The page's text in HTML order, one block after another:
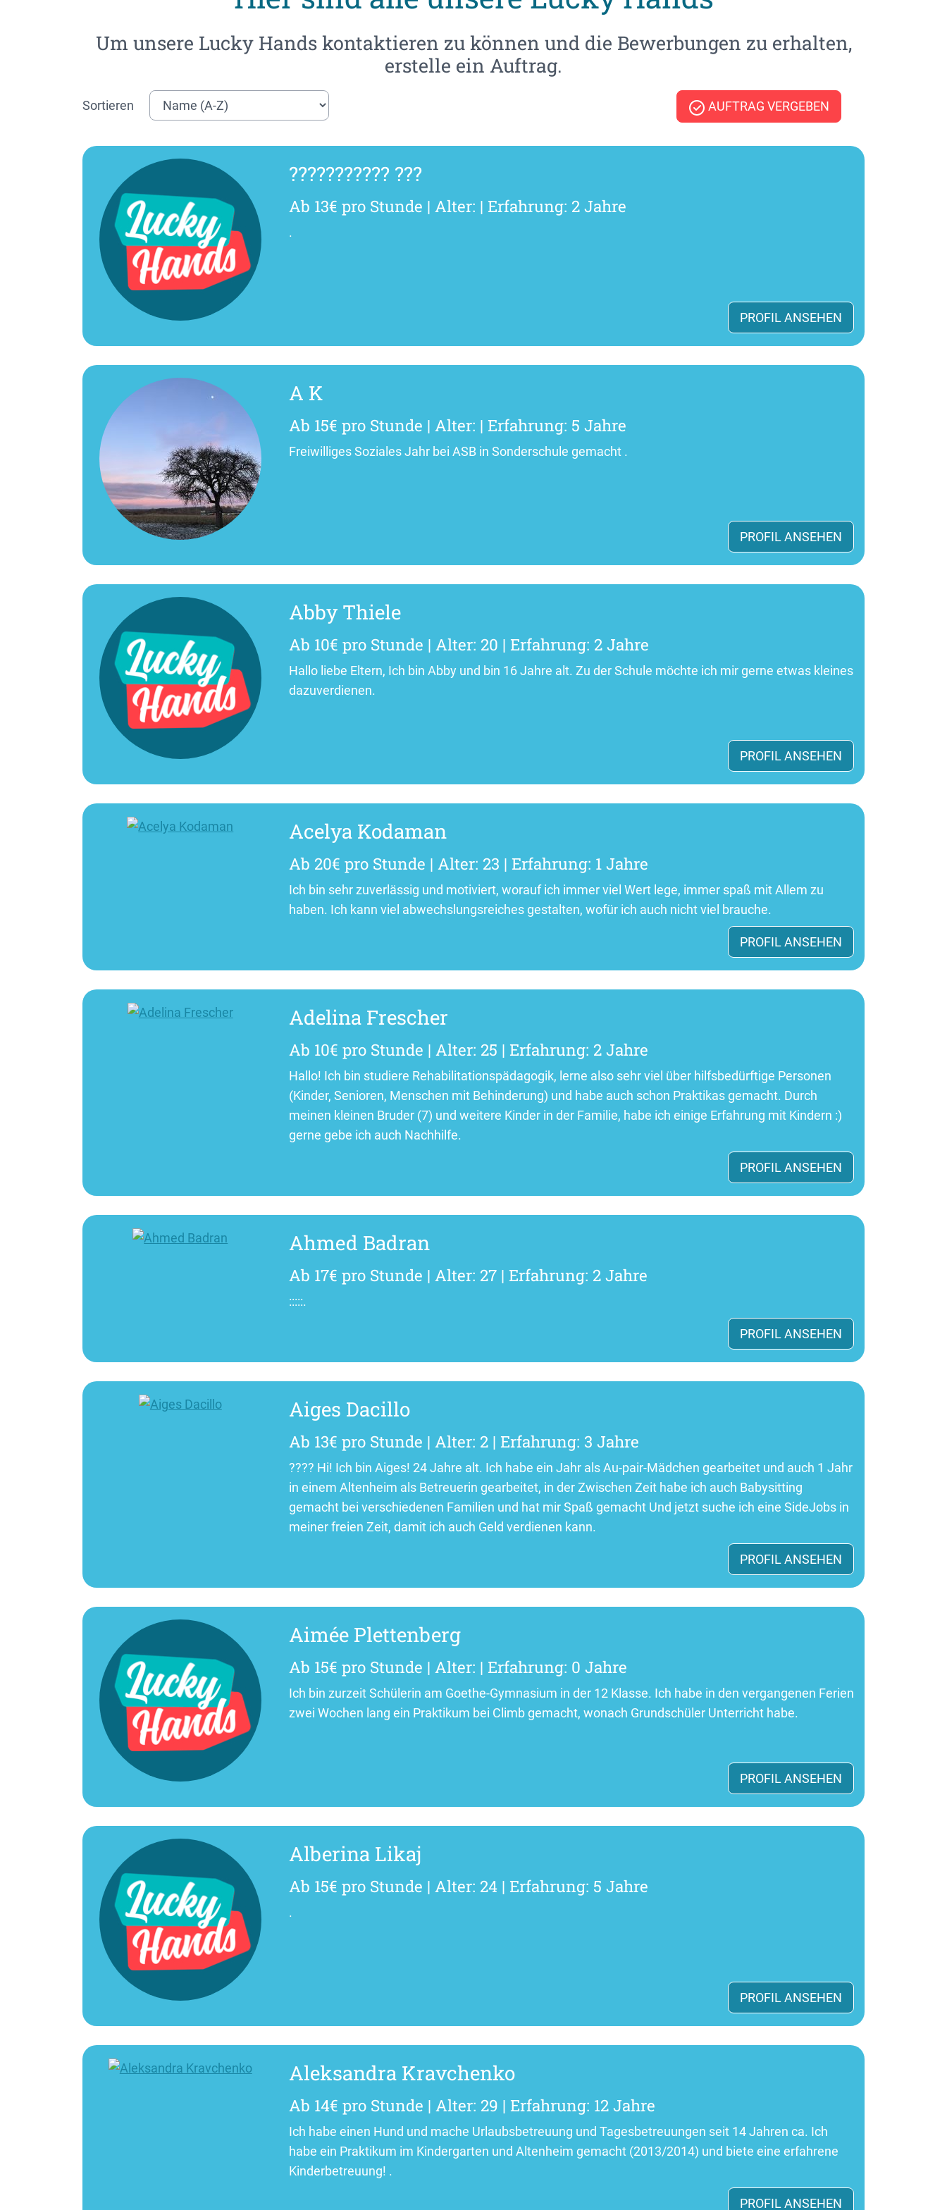
Um unsere Lucky Hands kontaktieren zu können und die Bewerbungen zu erhalten,
erstelle ein Auftrag.
Sortieren AUFTRAG VERGEBEN
??????????? ???
Ab 13€ pro Stunde | Alter: | Erfahrung: 2 Jahre
.
PROFIL ANSEHEN
A K
Ab 15€ pro Stunde | Alter: | Erfahrung: 5 Jahre
Freiwilliges Soziales Jahr bei ASB in Sonderschule gemacht .
PROFIL ANSEHEN
Abby Thiele
Ab 10€ pro Stunde | Alter: 20 | Erfahrung: 2 Jahre
Hallo liebe Eltern, Ich bin Abby und bin 16 Jahre alt. Zu der Schule möchte ich mir gerne etwas kleines
dazuverdienen.
PROFIL ANSEHEN
Acelya Kodaman
Ab 20€ pro Stunde | Alter: 23 | Erfahrung: 1 Jahre
Ich bin sehr zuverlässig und motiviert, worauf ich immer viel Wert lege, immer spaß mit Allem zu
haben. Ich kann viel abwechslungsreiches gestalten, wofür ich auch nicht viel brauche.
PROFIL ANSEHEN
Adelina Frescher
Ab 10€ pro Stunde | Alter: 25 | Erfahrung: 2 Jahre
Hallo! Ich bin studiere Rehabilitationspädagogik, lerne also sehr viel über hilfsbedürftige Personen
(Kinder, Senioren, Menschen mit Behinderung) und habe auch schon Praktikas gemacht. Durch
meinen kleinen Bruder (7) und weitere Kinder in der Familie, habe ich einige Erfahrung mit Kindern :)
gerne gebe ich auch Nachhilfe.
PROFIL ANSEHEN
Ahmed Badran
Ab 17€ pro Stunde | Alter: 27 | Erfahrung: 2 Jahre
:::::.
PROFIL ANSEHEN
Aiges Dacillo
Ab 13€ pro Stunde | Alter: 2 | Erfahrung: 3 Jahre
???? Hi! Ich bin Aiges! 24 Jahre alt. Ich habe ein Jahr als Au-pair-Mädchen gearbeitet und auch 1 Jahr
in einem Altenheim als Betreuerin gearbeitet, in der Zwischen Zeit habe ich auch Babysitting
gemacht bei verschiedenen Familien und hat mir Spaß gemacht Und jetzt suche ich eine SideJobs in
meiner freien Zeit, damit ich auch Geld verdienen kann.
PROFIL ANSEHEN
Aimée Plettenberg
Ab 15€ pro Stunde | Alter: | Erfahrung: 0 Jahre
Ich bin zurzeit Schülerin am Goethe-Gymnasium in der 12 Klasse. Ich habe in den vergangenen Ferien
zwei Wochen lang ein Praktikum bei Climb gemacht, wonach Grundschüler Unterricht habe.
PROFIL ANSEHEN
Alberina Likaj
Ab 15€ pro Stunde | Alter: 24 | Erfahrung: 5 Jahre
.
PROFIL ANSEHEN
Aleksandra Kravchenko
Ab 14€ pro Stunde | Alter: 29 | Erfahrung: 12 Jahre
Ich habe einen Hund und mache Urlaubsbetreuung und Tagesbetreuungen seit 14 Jahren ca. Ich
habe ein Praktikum im Kindergarten und Altenheim gemacht (2013/2014) und biete eine erfahrene
Kinderbetreuung! .
PROFIL ANSEHEN